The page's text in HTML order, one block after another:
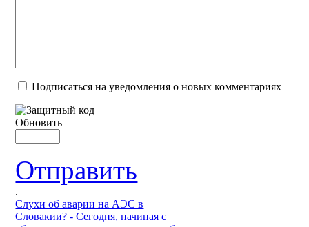
Подписаться на уведомления о новых комментариях
Обновить
Отправить
.
Слухи об аварии на АЭС в
Словакии? - Сегодня, начиная с